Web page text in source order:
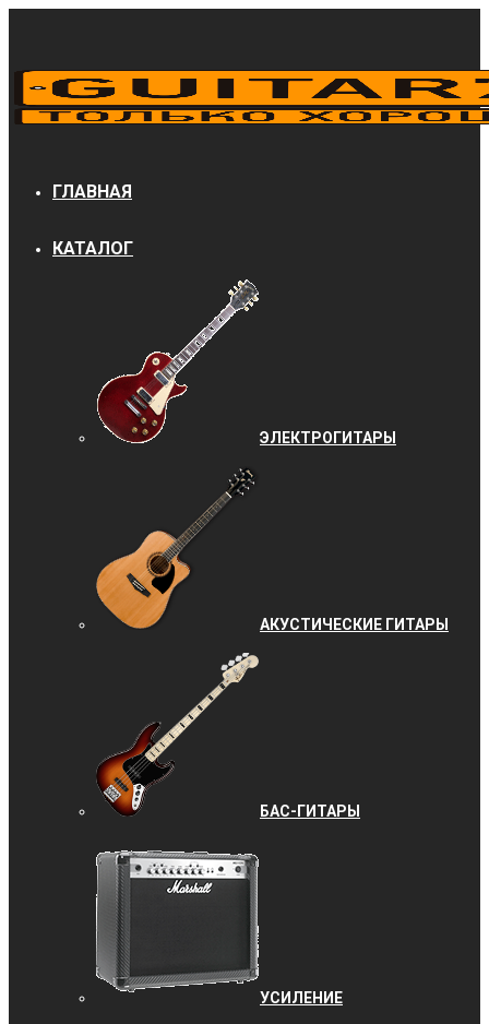
ГЛАВНАЯ
КАТАЛОГ
ЭЛЕКТРОГИТАРЫ
АКУСТИЧЕСКИЕ ГИТАРЫ
БАС-ГИТАРЫ
УCИЛЕНИЕ